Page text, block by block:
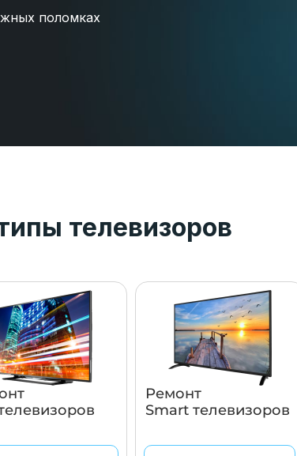
поломках
телевизоров
Ремонт
Smart телевизоров